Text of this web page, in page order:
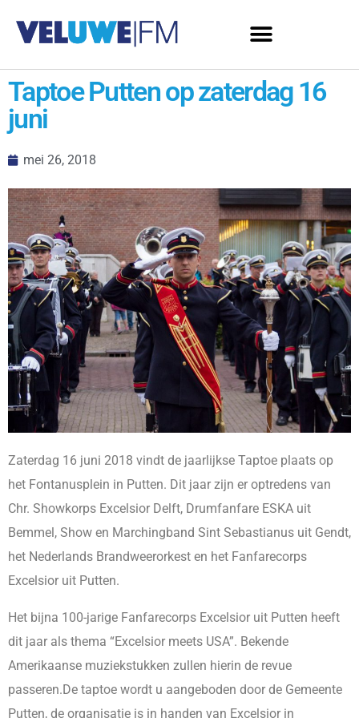
Taptoe Putten op zaterdag 16
juni
mei 26, 2018
Zaterdag 16 juni 2018 vindt de jaarlijkse Taptoe plaats op
het Fontanusplein in Putten. Dit jaar zijn er optredens van
Chr. Showkorps Excelsior Delft, Drumfanfare ESKA uit
Bemmel, Show en Marchingband Sint Sebastianus uit Gendt,
het Nederlands Brandweerorkest en het Fanfarecorps
Excelsior uit Putten.
Het bijna 100-jarige Fanfarecorps Excelsior uit Putten heeft
dit jaar als thema “Excelsior meets USA”. Bekende
Amerikaanse muziekstukken zullen hierin de revue
passeren.De taptoe wordt u aangeboden door de Gemeente
Putten, de organisatie is in handen van Excelsior in